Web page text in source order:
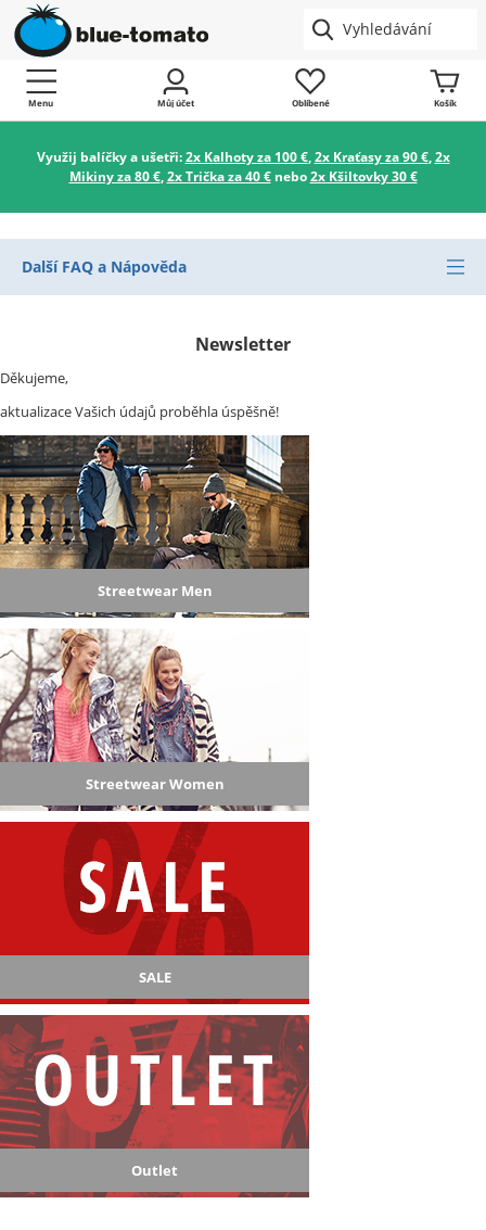
Menu Můj účet Oblíbené Košík
Využij balíčky a ušetři:2x Kalhoty za 100 €,2x Kraťasy za 90 €,2x
Mikiny za 80 €,2x Trička za 40 €nebo2x Kšiltovky 30 €
Další FAQ a Nápověda
Newsletter
Děkujeme,
aktualizace Vašich údajů proběhla úspěšně!
Streetwear Men
Streetwear Women
SALE
Outlet